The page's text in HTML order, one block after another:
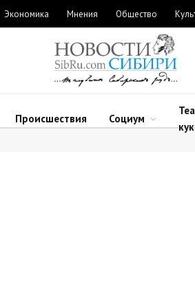
Экономика Мнения Общество
Происшествия Социум